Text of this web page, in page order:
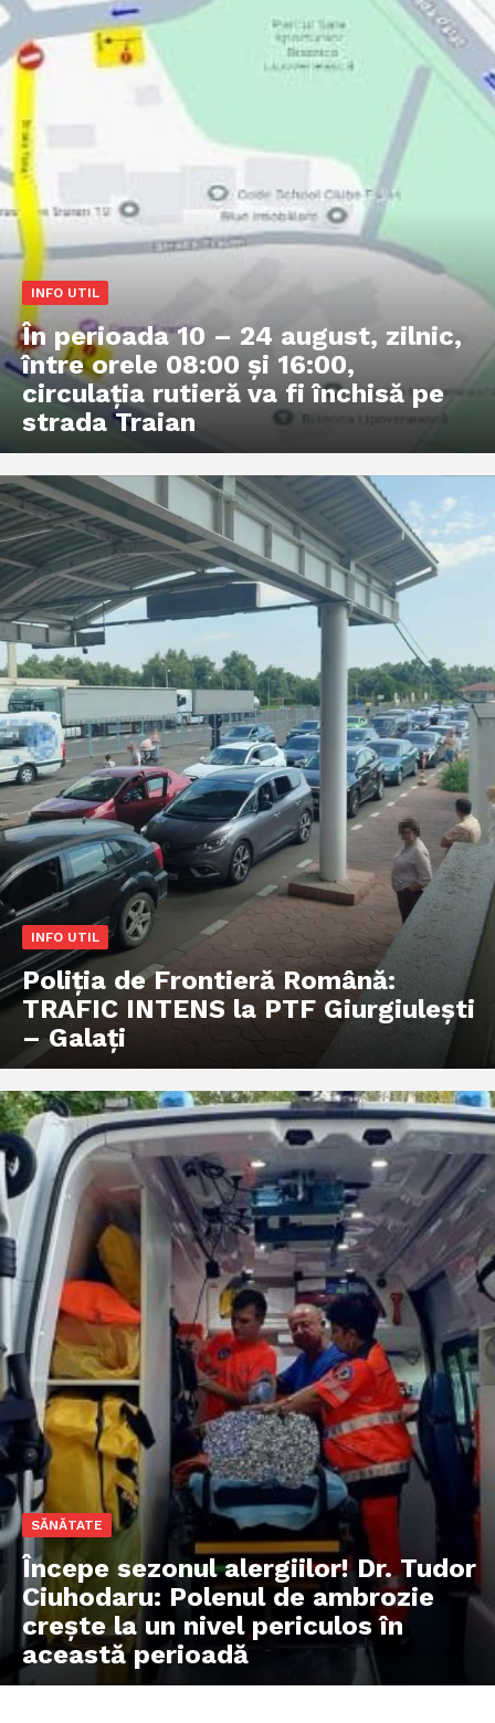
INFO UTIL
În perioada 10 – 24 august, zilnic,
între orele 08:00 și 16:00,
circulația rutieră va fi închisă pe
strada Traian
INFO UTIL
Poliţia de Frontieră Română:
TRAFIC INTENS la PTF Giurgiulești
– Galați
SĂNĂTATE
Începe sezonul alergiilor! Dr. Tudor
Ciuhodaru: Polenul de ambrozie
crește la un nivel periculos în
această perioadă